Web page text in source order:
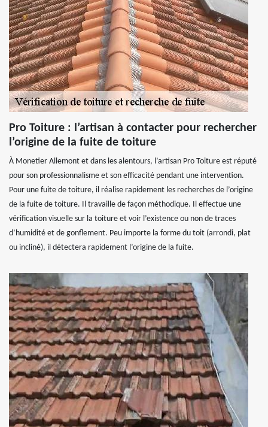
Pro Toiture : l’artisan à contacter pour rechercher
l’origine de la fuite de toiture
À Monetier Allemont et dans les alentours, l’artisan Pro Toiture est réputé
pour son professionnalisme et son efficacité pendant une intervention.
Pour une fuite de toiture, il réalise rapidement les recherches de l’origine
de la fuite de toiture. Il travaille de façon méthodique. Il effectue une
vérification visuelle sur la toiture et voir l’existence ou non de traces
d’humidité et de gonflement. Peu importe la forme du toit (arrondi, plat
ou incliné), il détectera rapidement l’origine de la fuite.